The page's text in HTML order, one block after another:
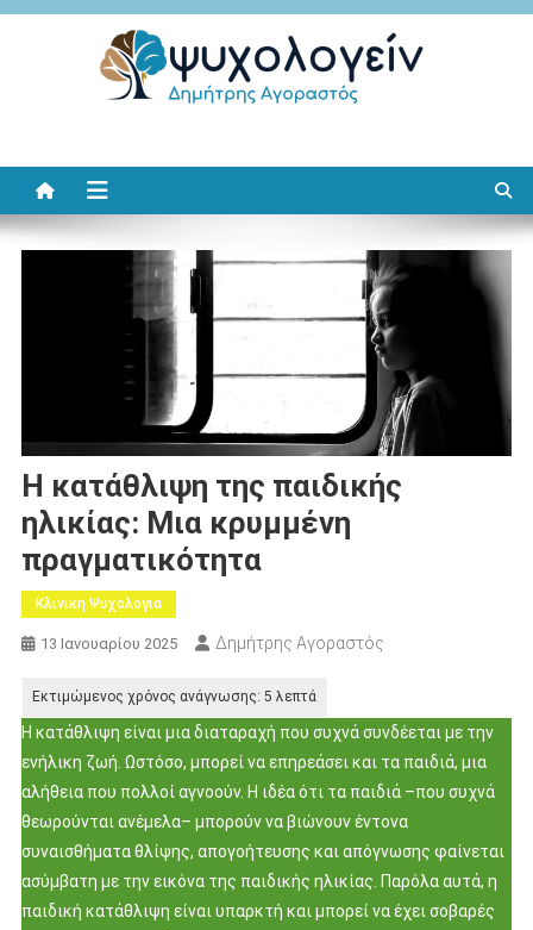
Μεταπηδήστε
Η κατάθλιψη της παιδικής
ηλικίας: Μια κρυμμένη
πραγματικότητα
Κλινικη Ψυχολογια
13 Ιανουαρίου 2025 Δημήτρης Αγοραστός
Η κατάθλιψη είναι μια διαταραχή που συχνά συνδέεται με την
ενήλικη ζωή. Ωστόσο, μπορεί να επηρεάσει και τα παιδιά, μια
αλήθεια που πολλοί αγνοούν. Η ιδέα ότι τα παιδιά –που συχνά
θεωρούνται ανέμελα– μπορούν να βιώνουν έντονα
συναισθήματα θλίψης, απογοήτευσης και απόγνωσης φαίνεται
ασύμβατη με την εικόνα της παιδικής ηλικίας. Παρόλα αυτά, η
παιδική κατάθλιψη είναι υπαρκτή και μπορεί να έχει σοβαρές